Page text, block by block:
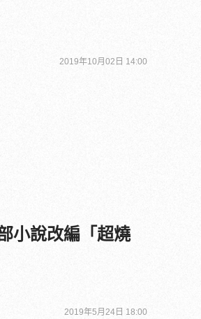
2019年10月02日 14:00
小說改編「超燒
2019年5月24日 18:00